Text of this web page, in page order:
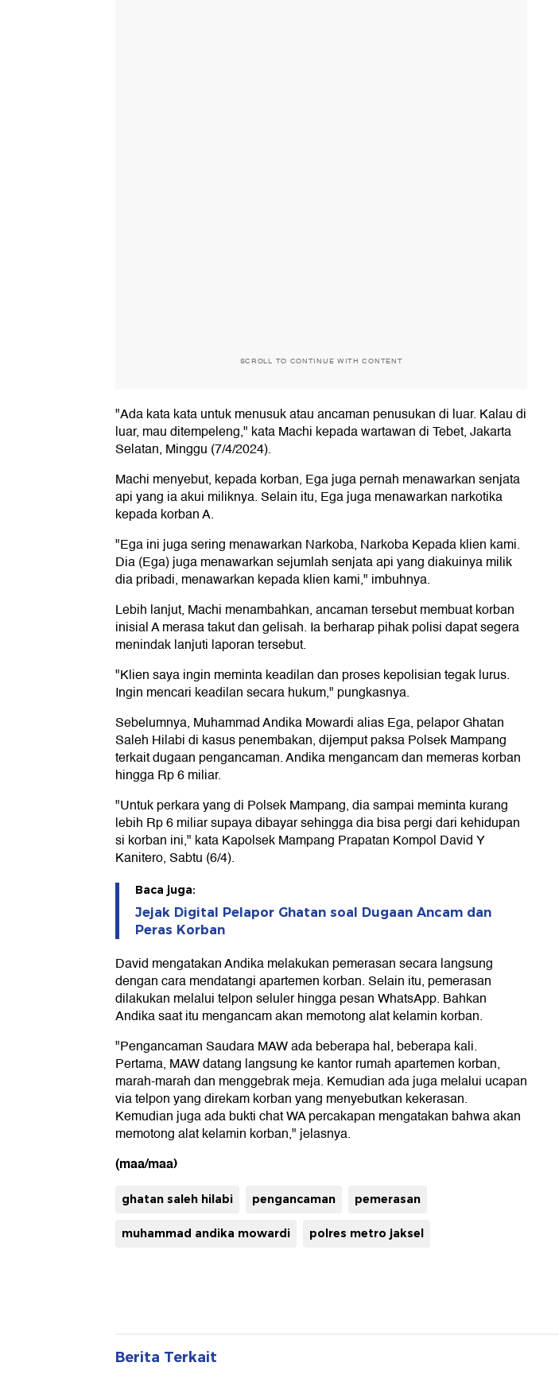
SCROLL TO CONTINUE WITH CONTENT
"Ada kata kata untuk menusuk atau ancaman penusukan di luar. Kalau di
luar, mau ditempeleng," kata Machi kepada wartawan di Tebet, Jakarta
Selatan, Minggu (7/4/2024).
Machi menyebut, kepada korban, Ega juga pernah menawarkan senjata
api yang ia akui miliknya. Selain itu, Ega juga menawarkan narkotika
kepada korban A.
"Ega ini juga sering menawarkan Narkoba, Narkoba Kepada klien kami.
Dia (Ega) juga menawarkan sejumlah senjata api yang diakuinya milik
dia pribadi, menawarkan kepada klien kami," imbuhnya.
Lebih lanjut, Machi menambahkan, ancaman tersebut membuat korban
inisial A merasa takut dan gelisah. Ia berharap pihak polisi dapat segera
menindak lanjuti laporan tersebut.
"Klien saya ingin meminta keadilan dan proses kepolisian tegak lurus.
Ingin mencari keadilan secara hukum," pungkasnya.
Sebelumnya, Muhammad Andika Mowardi alias Ega, pelapor Ghatan
Saleh Hilabi di kasus penembakan, dijemput paksa Polsek Mampang
terkait dugaan pengancaman. Andika mengancam dan memeras korban
hingga Rp 6 miliar.
"Untuk perkara yang di Polsek Mampang, dia sampai meminta kurang
lebih Rp 6 miliar supaya dibayar sehingga dia bisa pergi dari kehidupan
si korban ini," kata Kapolsek Mampang Prapatan Kompol David Y
Kanitero, Sabtu (6/4).
Baca juga:
Jejak Digital Pelapor Ghatan soal Dugaan Ancam dan
Peras Korban
David mengatakan Andika melakukan pemerasan secara langsung
dengan cara mendatangi apartemen korban. Selain itu, pemerasan
dilakukan melalui telpon seluler hingga pesan WhatsApp. Bahkan
Andika saat itu mengancam akan memotong alat kelamin korban.
"Pengancaman Saudara MAW ada beberapa hal, beberapa kali.
Pertama, MAW datang langsung ke kantor rumah apartemen korban,
marah-marah dan menggebrak meja. Kemudian ada juga melalui ucapan
via telpon yang direkam korban yang menyebutkan kekerasan.
Kemudian juga ada bukti chat WA percakapan mengatakan bahwa akan
memotong alat kelamin korban," jelasnya.
(maa/maa)
ghatan saleh hilabi pengancaman pemerasan
muhammad andika mowardi polres metro jaksel
Berita Terkait